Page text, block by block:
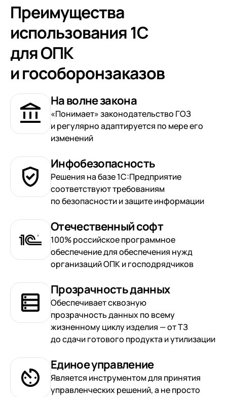
Преимущества
использования 1С
для ОПК
и гособоронзаказов
На волне закона
«Понимает» законодательство ГОЗ
и регулярно адаптируется по мере его
изменений
Инфобезопасность
Решения на базе 1С:Предприятие
соответствуют требованиям
по безопасности и защите информации
Отечественный софт
100% российское программное
обеспечение для обеспечения нужд
организаций ОПК и господрядчиков
Прозрачность данных
Обеспечивает сквозную
прозрачность данных по всему
жизненному циклу изделия — от ТЗ
до сдачи готового продукта и утилизации
Единое управление
Является инструментом для принятия
управленческих решений, а не просто